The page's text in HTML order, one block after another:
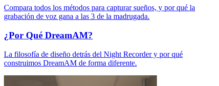
Compara todos los métodos para capturar sueños, y por qué la
grabación de voz gana a las 3 de la madrugada.
¿Por Qué DreamAM?
La filosofía de diseño detrás del Night Recorder y por qué
construimos DreamAM de forma diferente.